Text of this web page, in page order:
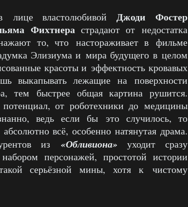
лице властолюбивойДжоди Фостер
Фихтнерастрадают от недостатка
то, что настораживает в фильме
Элизиума и мира будущего в целом
красоты и эффектность кровавых
выкапывать лежащие на поверхности
тем быстрее общая картина рушится.
от роботехники до медицины
ведь если бы это случилось, то
всё, особенно натянутая драма.
из «Обливиона» уходит сразу
персонажей, простотой истории
серьёзной мины, хотя к чистому